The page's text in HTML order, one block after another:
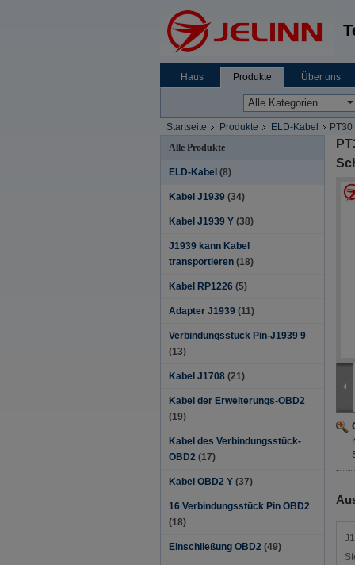
Haus Produkte Über uns
Startseite Produkte ELD-Kabel
Alle Produkte
ELD-Kabel (8)
Kabel J1939 (34)
Kabel J1939 Y (38)
J1939 kann Kabel
transportieren (18)
Kabel RP1226 (5)
Adapter J1939 (11)
Verbindungsstück Pin-J1939 9
(13)
Kabel J1708 (21)
Kabel der Erweiterungs-OBD2
(19)
Kabel des Verbindungsstück-
OBD2 (17)
Kabel OBD2 Y (37)
16 Verbindungsstück Pin OBD2
(18)
Einschließung OBD2 (49)